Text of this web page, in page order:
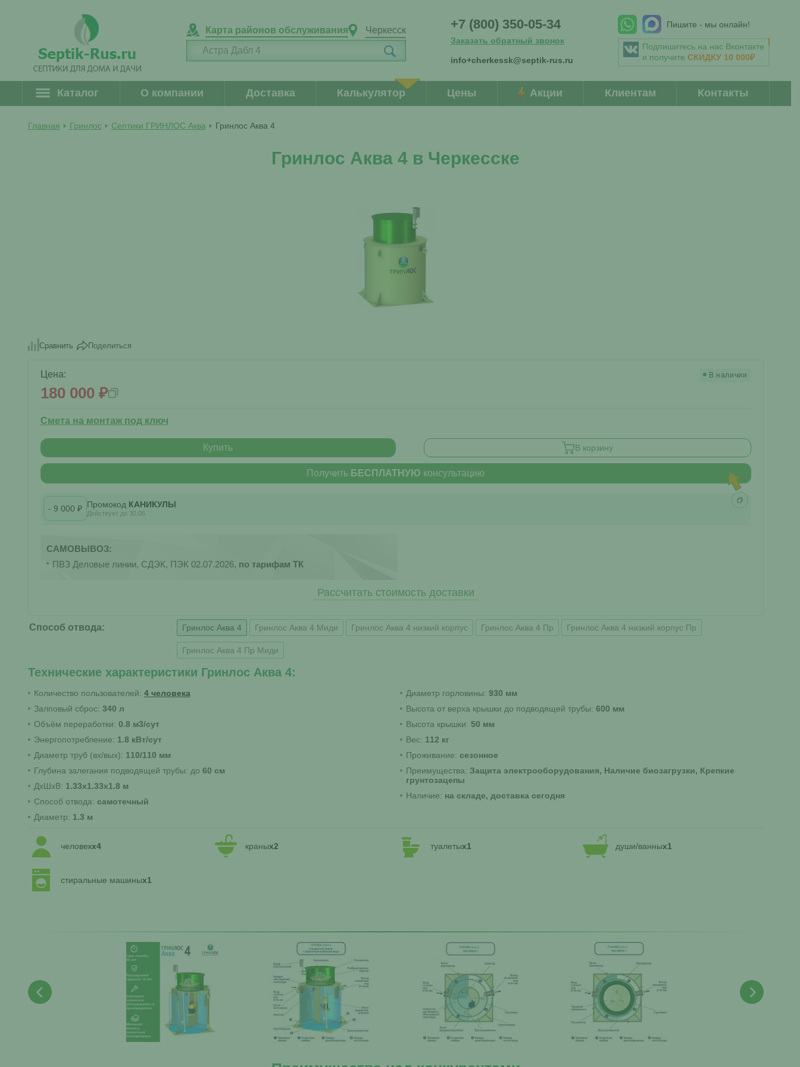
Карта районов обслуживания Черкесск +7 (800) 350-05-34
Заказать обратный звонок
info+cherkessk@septik-rus.ru
Пишите - мы онлайн!
Подпишитесь на нас Вконтакте
и получите СКИДКУ 10 000₽
Каталог О компании Доставка Калькулятор Цены Акции Клиентам Контакты
Главная Гринлос Септики ГРИНЛОС Аква Гринлос Аква 4
Гринлос Аква 4 в Черкесске
Сравнить Поделиться
Цена: В наличии
180 000 ₽
Смета на монтаж под ключ
Купить В корзину
Получить БЕСПЛАТНУЮ консультацию
- 9 000 ₽ Промокод КАНИКУЛЫ
Действует до 30.06
САМОВЫВОЗ:
ПВЗ Деловые линии, СДЭК, ПЭК 02.07.2026, по тарифам ТК
Рассчитать стоимость доставки
Способ отвода: Гринлос Аква 4 Гринлос Аква 4 Миди Гринлос Аква 4 низкий корпус Гринлос Аква 4 Пр Гринлос Аква 4 низкий корпус Пр
Гринлос Аква 4 Пр Миди
Технические характеристики Гринлос Аква 4:
Количество пользователей: 4 человека
Залповый сброс: 340 л
Объём переработки: 0.8 м3/сут
Энергопотребление: 1.8 кВт/сут
Диаметр труб (вх/вых): 110/110 мм
Глубина залегания подводящей трубы: до 60 см
ДхШхВ: 1.33х1.33х1.8 м
Способ отвода: самотечный
Диаметр: 1.3 м
Диаметр горловины: 930 мм
Высота от верха крышки до подводящей трубы: 600 мм
Высота крышки: 50 мм
Вес: 112 кг
Проживание: сезонное
Преимущества: Защита электрооборудования, Наличие биозагрузки, Крепкие
грунтозацепы
Наличие: на складе, доставка сегодня
человекx4 краныx2 туалетыx1 души/ванныx1
стиральные машиныx1